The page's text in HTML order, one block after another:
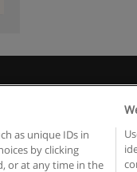
Copyright © Educaedu
as unique IDs in
by clicking
or at any time in the